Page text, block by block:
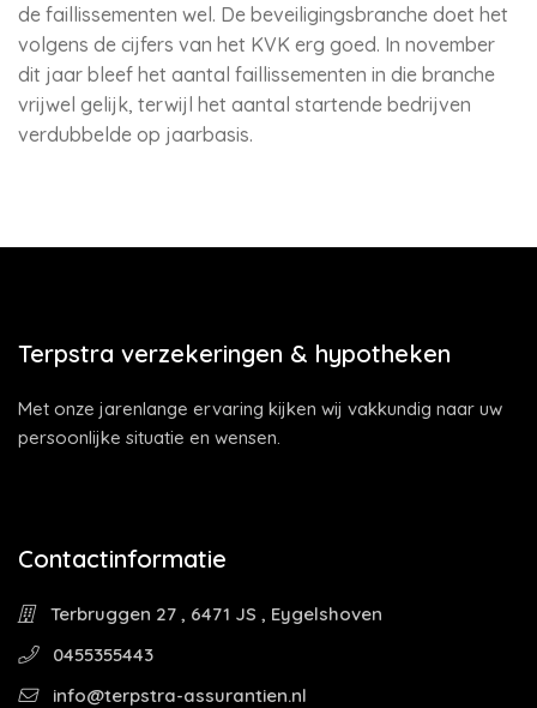
de faillissementen wel. De beveiligingsbranche doet het
volgens de cijfers van het KVK erg goed. In november
dit jaar bleef het aantal faillissementen in die branche
vrijwel gelijk, terwijl het aantal startende bedrijven
verdubbelde op jaarbasis.
Terpstra verzekeringen & hypotheken
Met onze jarenlange ervaring kijken wij vakkundig naar uw
persoonlijke situatie en wensen.
Contactinformatie
Terbruggen 27 , 6471 JS , Eygelshoven
0455355443
info@terpstra-assurantien.nl